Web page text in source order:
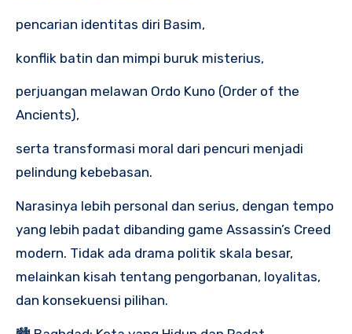
pencarian identitas diri Basim,
konflik batin dan mimpi buruk misterius,
perjuangan melawan Ordo Kuno (Order of the
Ancients),
serta transformasi moral dari pencuri menjadi
pelindung kebebasan.
Narasinya lebih personal dan serius, dengan tempo
yang lebih padat dibanding game Assassin’s Creed
modern. Tidak ada drama politik skala besar,
melainkan kisah tentang pengorbanan, loyalitas,
dan konsekuensi pilihan.